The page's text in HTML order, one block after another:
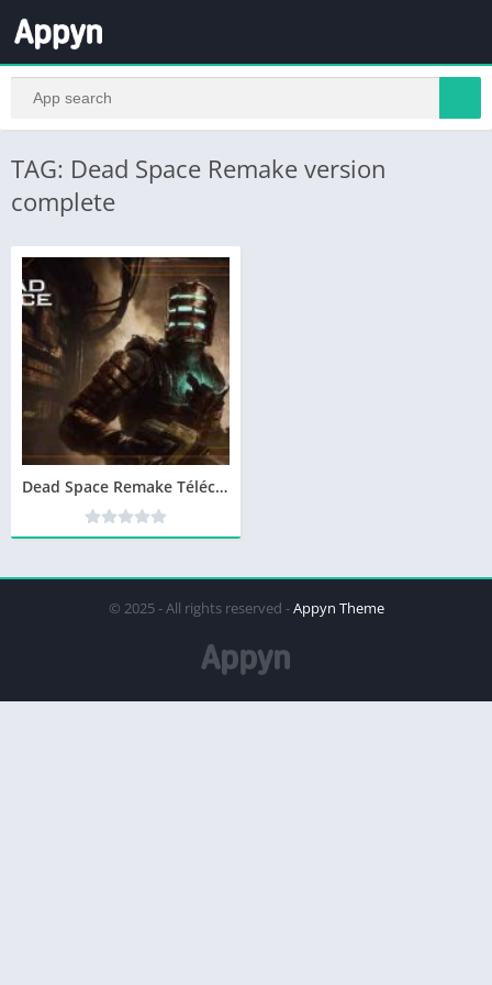
TAG: Dead Space Remake version
complete
Dead Space Remake Télécharger PC Jeu Gratuit
© 2025 - All rights reserved -Appyn Theme